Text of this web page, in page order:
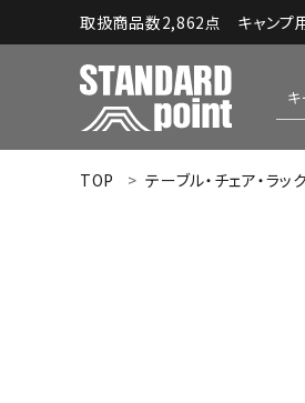
取扱商品数2,862点 キャンプ
TOP テーブル・チェア・ラック